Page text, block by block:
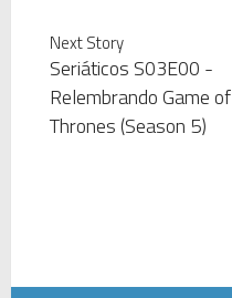
Next Story
Seriáticos S03E00 -
Relembrando Game of
Thrones (Season 5)